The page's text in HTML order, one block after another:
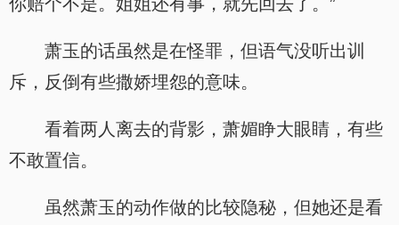
萧玉的话虽然是在怪罪，但语气没听出训
斥，反倒有些撒娇埋怨的意味。
看着两人离去的背影，萧媚睁大眼睛，有些
不敢置信。
虽然萧玉的动作做的比较隐秘，但她还是看